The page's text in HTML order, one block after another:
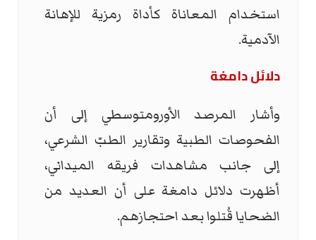
استخدام المعاناة كأداة رمزية للإهانة
الآدمية.
دلائل دامغة
وأشار المرصد الأورومتوسطي إلى أن
الفحوصات الطبية وتقارير الطبّ الشرعي،
إلى جانب مشاهدات فريقه الميداني،
أظهرت دلائل دامغة على أن العديد من
الضحايا قُتلوا بعد احتجازهم.